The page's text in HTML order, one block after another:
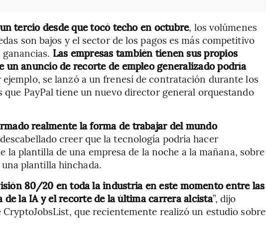
tercio desde que tocó techo en octubre, los volúmenes
son bajos y el sector de los pagos es más competitivo
Las empresas también tienen sus propios
un anuncio de recorte de empleo generalizado podría
ejemplo, se lanzó a un frenesí de contratación durante los
PayPal tiene un nuevo director general orquestando
realmente la forma de trabajar del mundo
creer que la tecnología podría hacer
la plantilla de una empresa de la noche a la mañana, sobre
plantilla hinchada.
80/20 en toda la industria en este momento entre las
de la IA y el recorte de la última carrera alcista”, dijo
CryptoJobsList, que recientemente realizó un estudio sobre